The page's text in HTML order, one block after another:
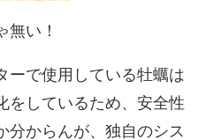
無い！
ーで使用している牡蠣は
をしているため、安全性
分からんが、独自のシス